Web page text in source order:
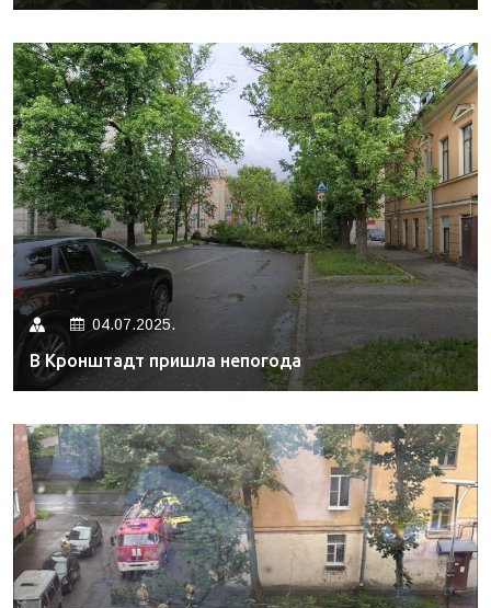
04.07.2025.
В Кронштадт пришла непогода